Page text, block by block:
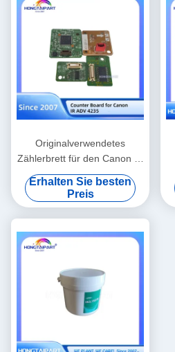
Originalverwendetes
Zählerbrett für den Canon IR
ADV 4235 Drucker
Erhalten Sie besten
Preis